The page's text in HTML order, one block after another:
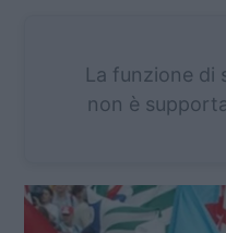
La funzione di
non è